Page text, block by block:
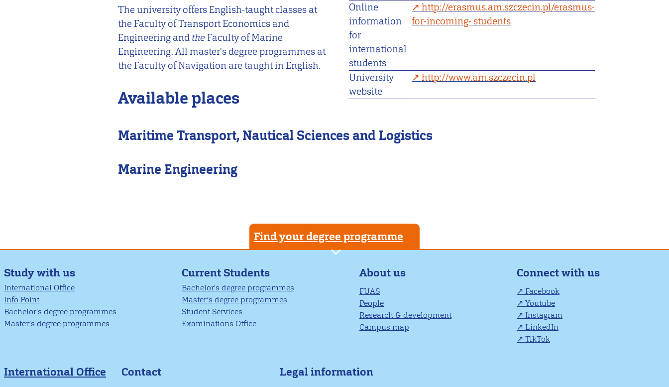
Online
information
for
international
students
http://erasmus.am.szczecin.pl/erasmus-
for-incoming- students
University
website
http://www.am.szczecin.pl
The university offers English-taught classes at
the Faculty of Transport Economics and
Engineering and the Faculty of Marine
Engineering. All master's degree programmes at
the Faculty of Navigation are taught in English.
Available places
Maritime Transport, Nautical Sciences and Logistics
Marine Engineering
Find your degree programme
Study with us
International Office
Info Point
Bachelor's degree programmes
Master’s degree programmes
Current Students
Bachelor's degree programmes
Master’s degree programmes
Student Services
Examinations Office
About us
FUAS
People
Research & development
Campus map
Connect with us
Facebook
Youtube
Instagram
LinkedIn
TikTok
International Office Contact Legal information